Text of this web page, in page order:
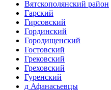
Вятскополянский район
Гарский
Гирсовский
Гординский
Городищенский
Гостовский
Грековский
Греховский
Гуренский
д Афанасьевцы